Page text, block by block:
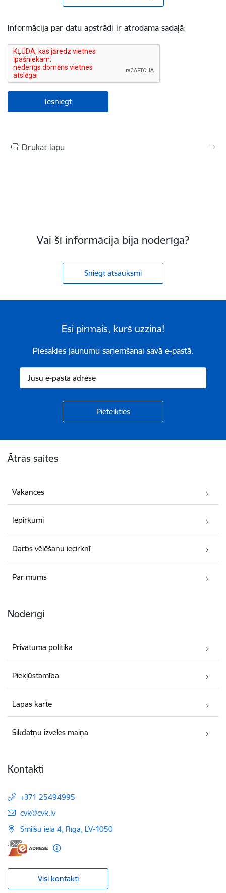
Informācija par datu apstrādi ir atrodama sadaļā:
Drukāt lapu
Vai šī informācija bija noderīga?
Sniegt atsauksmi
Esi pirmais, kurš uzzina!
Piesakies jaunumu saņemšanai savā e-pastā.
Ātrās saites
Vakances
Iepirkumi
Darbs vēlēšanu iecirknī
Par mums
Noderīgi
Privātuma politika
Piekļūstamība
Lapas karte
Sīkdatņu izvēles maiņa
Kontakti
+371 25494995
E-pasts:
cvk@cvk.lv
Smilšu iela 4, Rīga, LV-1050
Visi kontakti